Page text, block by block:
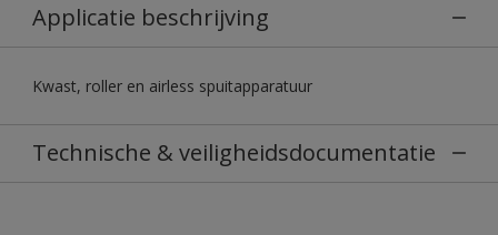
Applicatie beschrijving
Kwast, roller en airless spuitapparatuur
Technische & veiligheidsdocumentatie